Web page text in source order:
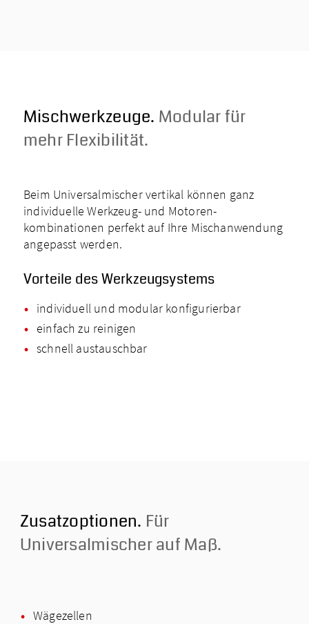
Mischwerk­zeuge. Modular für
mehr Flexibilität.
Beim Universalmischer vertikal können ganz
individuelle Werkzeug- und Motoren­
kombinationen perfekt auf Ihre Mischanwendung
angepasst werden.
Vorteile des Werkzeugsystems
individuell und modular konfigurierbar
einfach zu reinigen
schnell austauschbar
Zusatzoptionen. Für
Universalmischer auf Maß.
Wägezellen